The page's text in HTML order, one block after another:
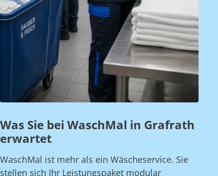
Was Sie bei WaschMal in Grafrath
erwartet
WaschMal ist mehr als ein Wäscheservice. Sie
stellen sich Ihr Leistungspaket modular